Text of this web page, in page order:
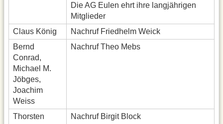
Die AG Eulen ehrt ihre langjährigen
Mitglieder
Claus König
Nachruf Friedhelm Weick
Bernd
Conrad,
Michael M.
Jöbges,
Joachim
Weiss
Nachruf Theo Mebs
Thorsten
Nachruf Birgit Block